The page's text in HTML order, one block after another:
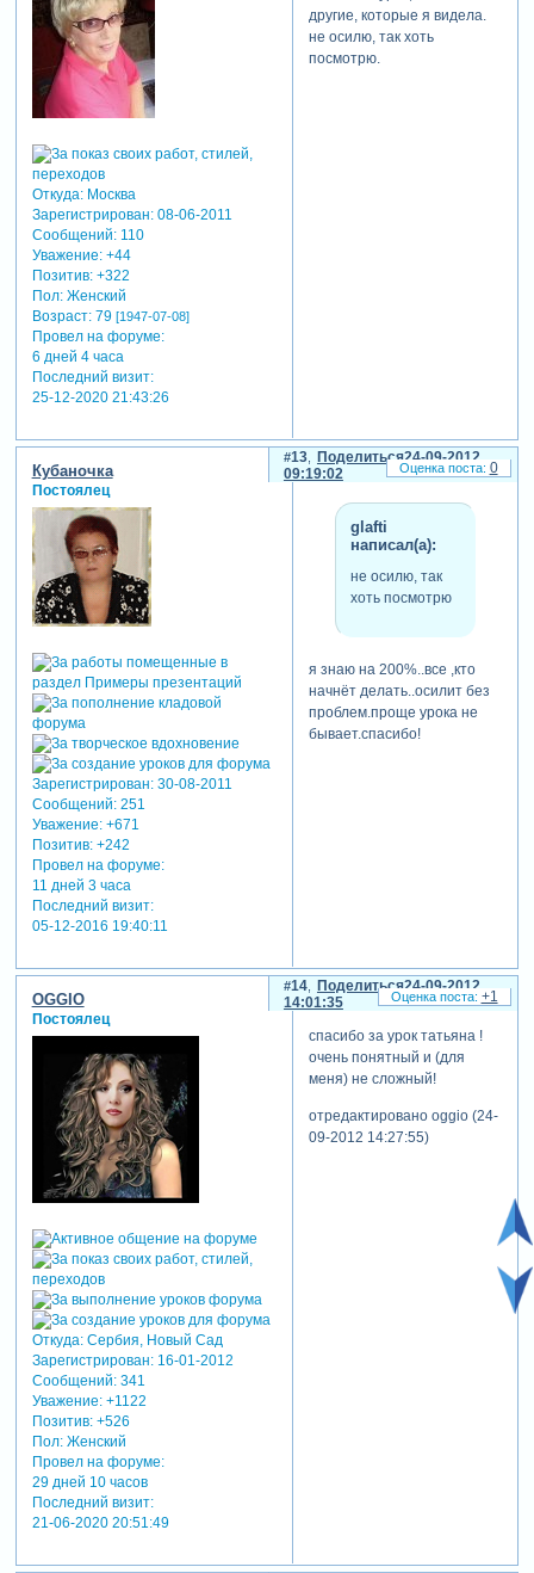
Откуда:Москва
Зарегистрирован: 08-06-2011
Сообщений:110
Уважение: +44
Позитив: +322
Пол:Женский
Возраст:79 [1947-07-08]
Провел на форуме:
6 дней 4 часа
Последний визит:
25-12-2020 21:43:26
другие, которые я видела.
не осилю, так хоть
посмотрю.
Поделиться
13
24-09-2012
09:19:02
Кубаночка
Постоялец
Зарегистрирован: 30-08-2011
Сообщений:251
Уважение: +671
Позитив: +242
Провел на форуме:
11 дней 3 часа
Последний визит:
05-12-2016 19:40:11
glafti
написал(а):
не осилю, так
хоть посмотрю
я знаю на 200%..все ,кто
начнёт делать..осилит без
проблем.проще урока не
бывает.спасибо!
0
Поделиться
14
24-09-2012
14:01:35
OGGIO
Постоялец
Откуда:Сербия, Новый Сад
Зарегистрирован: 16-01-2012
Сообщений:341
Уважение: +1122
Позитив: +526
Пол:Женский
Провел на форуме:
29 дней 10 часов
Последний визит:
21-06-2020 20:51:49
спасибо за урок татьяна !
очень понятный и (для
меня) не сложный!
отредактировано oggio (24-
09-2012 14:27:55)
+1